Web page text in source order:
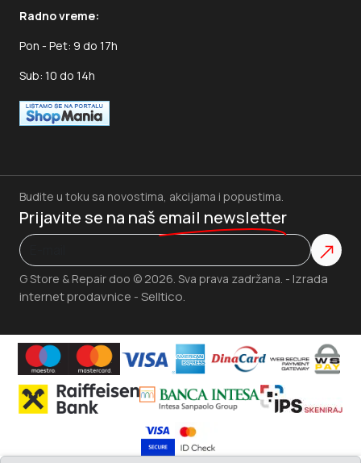
Radno vreme:
Pon - Pet: 9 do 17h
Sub: 10 do 14h
G Store & Repair doo © 2026. Sva prava zadržana. - Izrada
internet prodavnice - Selltico.
Budite u toku sa novostima, akcijama i popustima.
Prijavite se na naš email newsletter